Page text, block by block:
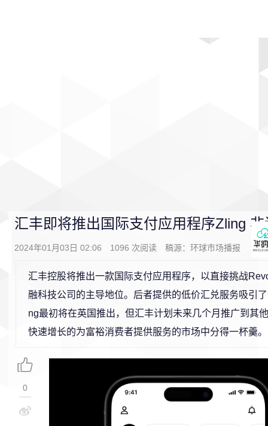
汇丰即将推出国际支付应用程序Zling
2024年01月03日 02:06 1096 次阅读 稿源： 环球市场播报
汇丰控股将推出一款国际支付应用程序，以直接挑战
融科技公司的主导地位。后者提供的低价汇兑服务吸引
ng最初将在英国推出，但汇丰计划未来几个月推广到其
快速增长的为富裕消费者提供服务的市场中分得一杯羹。
0